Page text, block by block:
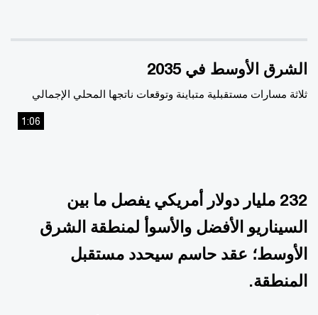
232 مليار دولار أمريكي يفصل ما بين
السيناريو الأفضل والأسوأ لمنطقة الشرق
الأوسط؛ عقد حاسم سيحدد مستقبل
المنطقة.
a
modal
window.
1:06
الشرق الأوسط في 2035
ثلاثة مسارات مستقبلية متباينة وتوقعات ناتجها المحلي الإجمالي